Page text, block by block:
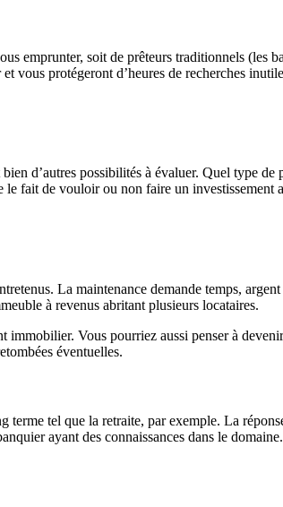
emprunter, soit de prêteurs traditionnels (les
vous protégeront d’heures de recherches
d’autres possibilités à évaluer. Quel type
le fait de vouloir ou non faire un
La maintenance demande temps,
à revenus abritant plusieurs locataires.
Vous pourriez aussi penser à
éventuelles.
tel que la retraite, par exemple. La
ayant des connaissances dans le domaine.